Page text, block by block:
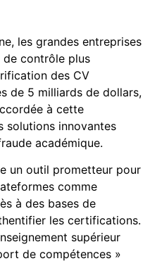
les grandes entreprises
de contrôle plus
des CV
de 5 milliards de dollars,
à cette
solutions innovantes
académique.
un outil prometteur pour
comme
à des bases de
les certifications.
supérieur
de compétences »